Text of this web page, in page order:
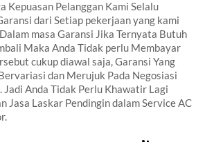
Kepuasan Pelanggan Kami Selalu
dari Setiap pekerjaan yang kami
masa Garansi Jika Ternyata Butuh
Maka Anda Tidak perlu Membayar
cukup diawal saja, Garansi Yang
dan Merujuk Pada Negosiasi
Jadi Anda Tidak Perlu Khawatir Lagi
Jasa Laskar Pendingin dalam Service AC